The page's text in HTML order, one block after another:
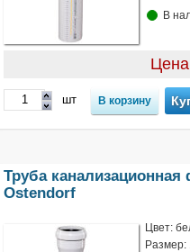
В
шт
Труба
Ostendorf
Цвет:
Размер: